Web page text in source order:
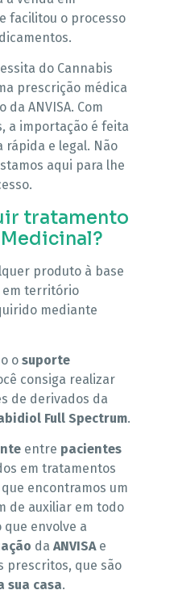
e facilitou o processo
do Cannabis
prescrição médica
ANVISA. Com
a importação é feita
rápida e legal. Não
aqui para lhe
tratamento
produto à base
em território
mediante
o suporte
consiga realizar
de derivados da
Full Spectrum.
entre pacientes
em tratamentos
encontramos um
de auxiliar em todo
envolve a
da ANVISAe
prescritos, que são
sua casa.